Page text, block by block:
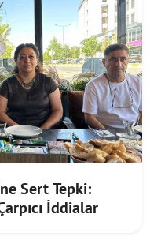
Sert Tepki:
İddialar